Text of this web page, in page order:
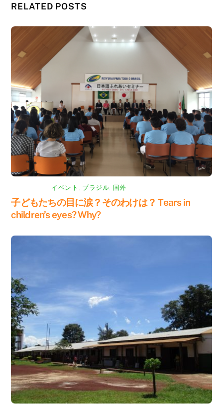
RELATED POSTS
イベント ブラジル 国外
子どもたちの目に涙？そのわけは？ Tears in
children’s eyes? Why?